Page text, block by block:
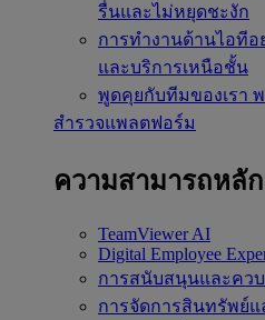
รื่นและไม่หยุดชะงัก
การทำงานด้านไอทีอ
และบริการเหนือชั้น
พูดคุยกับทีมของเรา
สำรวจแพลตฟอร์ม
ความสามารถหลัก
TeamViewer AI
Digital Employee
การสนับสนุนและคว
การจัดการสินทรัพย์